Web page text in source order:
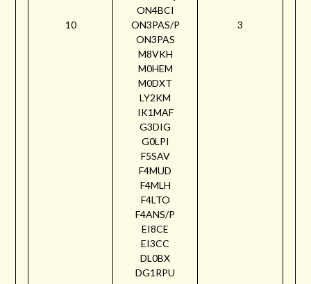
10
ON4BCI
ON3PAS/P
ON3PAS
M8VKH
M0HEM
M0DXT
LY2KM
IK1MAF
G3DIG
G0LPI
F5SAV
F4MUD
F4MLH
F4LTO
F4ANS/P
EI8CE
EI3CC
DL0BX
DG1RPU
3